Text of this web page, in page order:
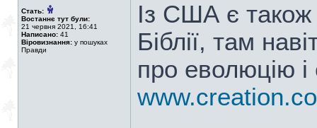
Стать:
Востаннє тут були:
21 червня 2021, 16:41
Написано: 41
Віровизнання: у пошуках
Правди
Із США є також
Біблії, там
про еволюцію і